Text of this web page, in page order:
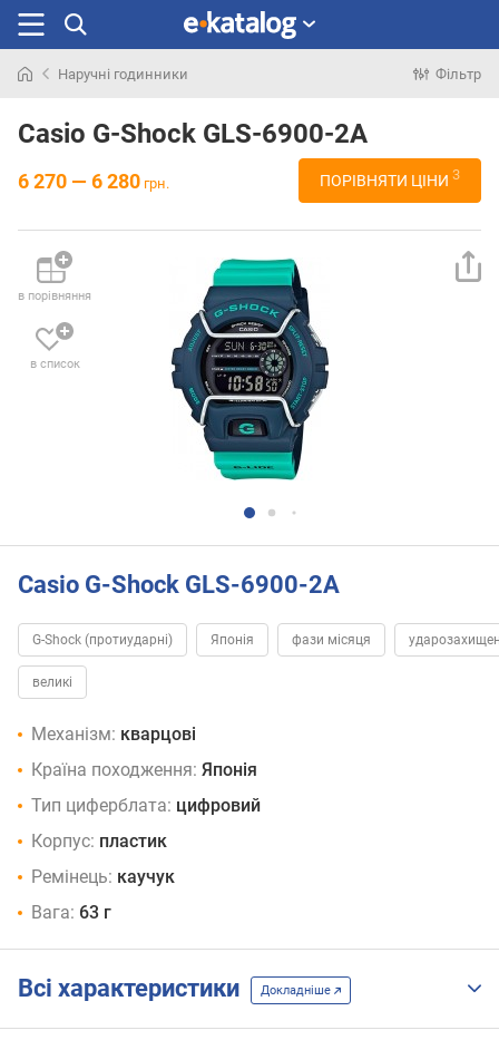
раніше
Наручні годинники Фільтр
Casio G-Shock GLS-6900-2A
6 270 — 6 280 грн. ПОРІВНЯТИ ЦІНИ 3
в порівняння
в список
Casio G-Shock GLS-6900-2A
G-Shock (протиударні) Японія фази місяця
великі
Механізм: кварцові
Країна походження: Японія
Тип циферблата: цифровий
Корпус: пластик
Ремінець: каучук
Вага: 63 г
Всі характеристики Докладніше